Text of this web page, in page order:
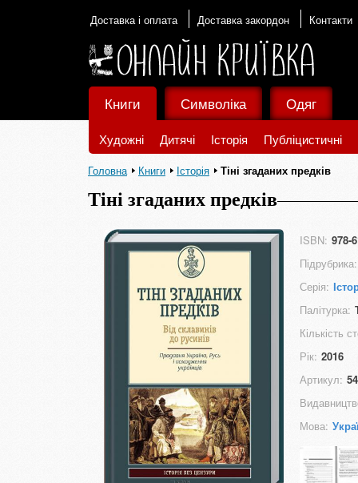
Доставка і оплата Доставка закордон Контакти
Книги
Художні Дитячі Історія Публіцистичні
Символіка Одяг
Головна Книги Історія Тіні згаданих предків
Тіні згаданих предків
ISBN: 978-
Підрубрика:
Серія:
Палітурка:
Кількість
Рік: 2016
Артикул:
Мова: